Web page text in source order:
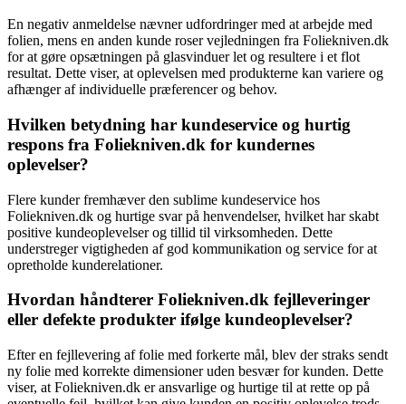
En negativ anmeldelse nævner udfordringer med at arbejde med
folien, mens en anden kunde roser vejledningen fra Foliekniven.dk
for at gøre opsætningen på glasvinduer let og resultere i et flot
resultat. Dette viser, at oplevelsen med produkterne kan variere og
afhænger af individuelle præferencer og behov.
Hvilken betydning har kundeservice og hurtig
respons fra Foliekniven.dk for kundernes
oplevelser?
Flere kunder fremhæver den sublime kundeservice hos
Foliekniven.dk og hurtige svar på henvendelser, hvilket har skabt
positive kundeoplevelser og tillid til virksomheden. Dette
understreger vigtigheden af god kommunikation og service for at
opretholde kunderelationer.
Hvordan håndterer Foliekniven.dk fejlleveringer
eller defekte produkter ifølge kundeoplevelser?
Efter en fejllevering af folie med forkerte mål, blev der straks sendt
ny folie med korrekte dimensioner uden besvær for kunden. Dette
viser, at Foliekniven.dk er ansvarlige og hurtige til at rette op på